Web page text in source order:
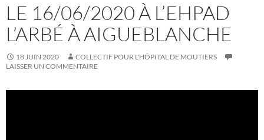
LE 16/06/2020 À L’EHPAD
L’ARBÉ À AIGUEBLANCHE
18 JUIN 2020
COLLECTIF POUR L'HÔPITAL DE MOUTIERS
LAISSER UN COMMENTAIRE